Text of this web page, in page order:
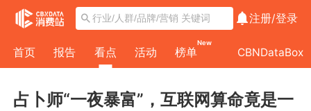
注册/登录
首页 报告 看点 活动 榜单
New
CBNDataBox
占卜师“一夜暴富”，互联网算命竟是一